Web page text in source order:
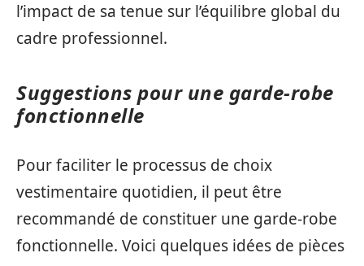
l’impact de sa tenue sur l’équilibre global du
cadre professionnel.
Suggestions pour une garde-robe
fonctionnelle
Pour faciliter le processus de choix
vestimentaire quotidien, il peut être
recommandé de constituer une garde-robe
fonctionnelle. Voici quelques idées de pièces